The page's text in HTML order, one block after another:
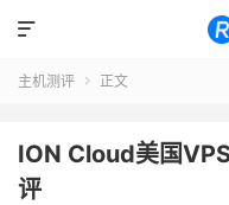

主机测评  正文
ION Cloud美国
评